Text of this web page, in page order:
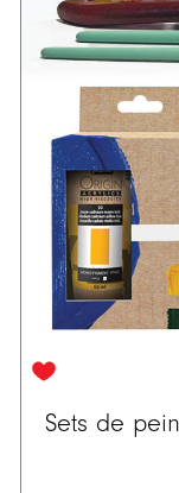
Sets de